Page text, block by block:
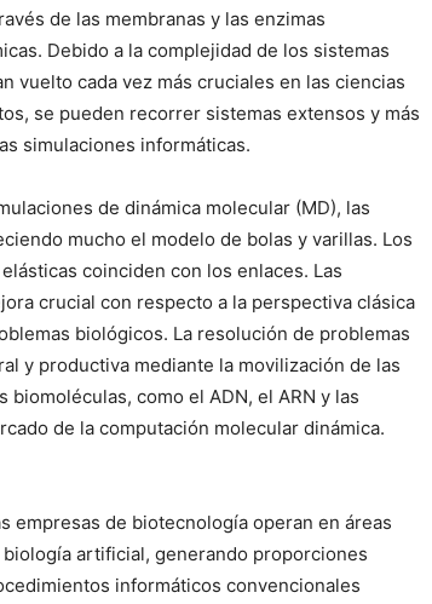
de las membranas y las enzimas
Debido a la complejidad de los sistemas
vuelto cada vez más cruciales en las ciencias
se pueden recorrer sistemas extensos y más
simulaciones informáticas.
de dinámica molecular (MD), las
mucho el modelo de bolas y varillas. Los
coinciden con los enlaces. Las
crucial con respecto a la perspectiva clásica
biológicos. La resolución de problemas
y productiva mediante la movilización de las
como el ADN, el ARN y las
de la computación molecular dinámica.
empresas de biotecnología operan en áreas
artificial, generando proporciones
informáticos convencionales